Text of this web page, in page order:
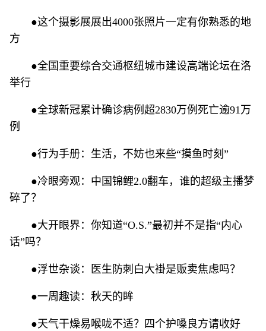
●这个摄影展展出4000张照片一定有你熟悉的地
方
●全国重要综合交通枢纽城市建设高端论坛在洛
举行
●全球新冠累计确诊病例超2830万例死亡逾91万
例
●行为手册：生活，不妨也来些“摸鱼时刻”
●冷眼旁观：中国锦鲤2.0翻车，谁的超级主播梦
碎了？
●大开眼界：你知道“O.S.”最初并不是指“内心
话”吗？
●浮世杂谈：医生防刺白大褂是贩卖焦虑吗？
●一周趣读：秋天的眸
●天气干燥易喉咙不适？四个护嗓良方请收好